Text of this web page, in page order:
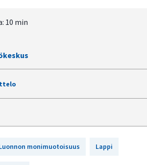
10 min
luontotyyppejä
kutistaa avoimia paljakoita
luontotyypit taantuvat
monimuotoisuus Lappi